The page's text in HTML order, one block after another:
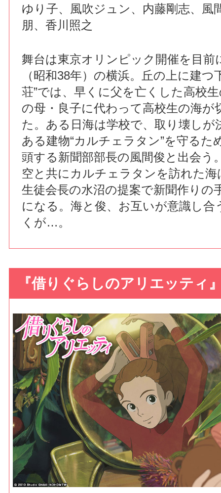
ゆり子、風吹ジュン、内藤剛志、風
朋、香川照之
舞台は東京オリンピック開催を目前
（昭和38年）の横浜。丘の上に建つ
荘”では、早くに父を亡くした高校
の母・良子に代わって高校生の海が
た。ある日海は学校で、取り壊しが
ある建物“カルチェラタン”を守るた
頭する新聞部部長の風間俊と出会う
空と共にカルチェラタンを訪れた海
生徒会長の水沼の提案で新聞作りの
になる。海と俊、お互いが意識し合
くが…。
『借りぐらしのアリエッティ